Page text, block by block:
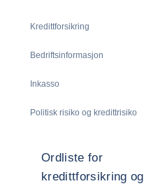
Kredittforsikring
Bedriftsinformasjon
Inkasso
Politisk risiko og kredittrisiko
Ordliste for
kredittforsikring og